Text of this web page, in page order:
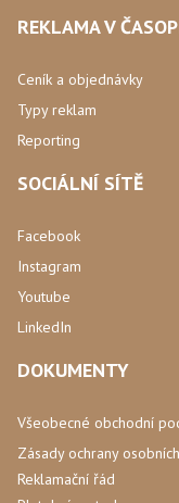
REKLAMA V
Ceník a objednávky
Typy reklam
Reporting
SOCIÁLNÍ SÍTĚ
Facebook
Instagram
Youtube
LinkedIn
DOKUMENTY
Všeobecné obchodní
Zásady ochrany
Reklamační řád